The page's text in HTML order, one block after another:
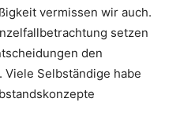
vermissen wir auch.
setzen
den
Selbständige habe